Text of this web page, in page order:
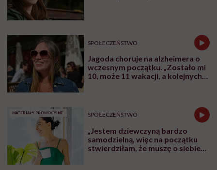
SPOŁECZEŃSTWO
Jagoda choruje na alzheimera o
wczesnym początku. „Zostało mi
10, może 11 wakacji, a kolejnych
MATERIAŁY PROMOCYJNE SPOŁECZEŃSTWO
„Jestem dziewczyną bardzo
samodzielną, więc na początku
stwierdziłam, że muszę o siebie